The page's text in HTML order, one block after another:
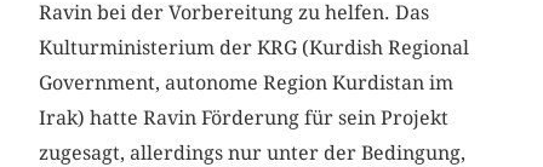
Ravin bei der Vorbereitung zu helfen. Das
Kulturministerium der KRG (Kurdish Regional
Government, autonome Region Kurdistan im
Irak) hatte Ravin Förderung für sein Projekt
zugesagt, allerdings nur unter der Bedingung,